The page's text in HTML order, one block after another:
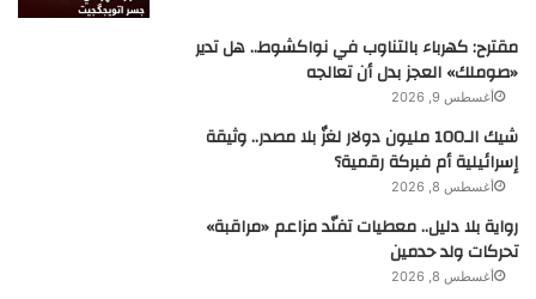
مقترح: كهرباء بالتناوب في نواكشوط.. هل تدير
«صوملك» العجز بدل أن تعالجه
أغسطس 9, 2026
شيك الـ100 مليون دولار لغزٌ بلا مصدر.. وثيقة
إسرائيلية أم فبركة رقمية؟
أغسطس 8, 2026
رواية بلا دليل.. معطيات تفنّد مزاعم «مراقبة»
تحركات ولد حدمين
أغسطس 8, 2026